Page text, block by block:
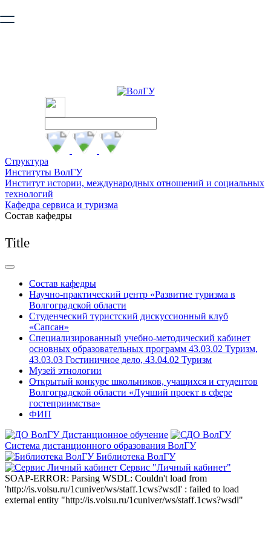
безопасную работу с сайтом. Пожалуйста
Структура
Институты ВолГУ
Институт истории, международных отношений и социальных
технологий
Кафедра сервиса и туризма
Состав кафедры
Title
Состав кафедры
Научно-практический центр «Развитие туризма в
Волгоградской области
Студенческий туристский дискуссионный клуб
«Сапсан»
Специализированный учебно-методический кабинет
основных образовательных программ 43.03.02 Туризм,
43.03.03 Гостиничное дело, 43.04.02 Туризм
Музей этнологии
Открытый конкурс школьников, учащихся и студентов
Волгоградской области «Лучший проект в сфере
гостеприимства»
ФИП
Дистанционное обучение
Система дистанционного образования ВолГУ
Библиотека ВолГУ
Сервис "Личный кабинет"
SOAP-ERROR: Parsing WSDL: Couldn't load from
'http://is.volsu.ru/1cuniver/ws/staff.1cws?wsdl' : failed to load
external entity "http://is.volsu.ru/1cuniver/ws/staff.1cws?wsdl"